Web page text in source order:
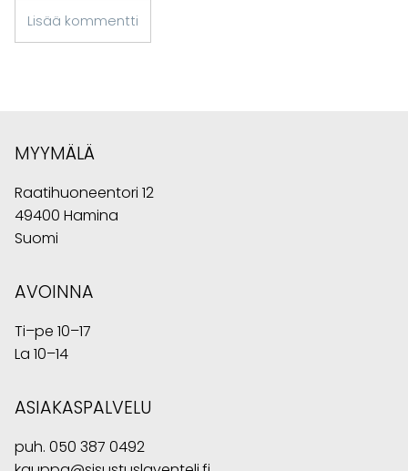
Lisää kommentti
MYYMÄLÄ
Raatihuoneentori 12
49400 Hamina
Suomi
AVOINNA
Ti–pe 10–17
La 10–14
ASIAKASPALVELU
puh. 050 387 0492